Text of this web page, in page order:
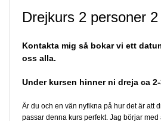
Drejkurs 2 personer
Kontakta mig så bokar vi ett
oss alla.
Under kursen hinner ni dreja ca
Är du och en vän nyfikna på hur det är att
passar denna kurs perfekt. Jag börjar med